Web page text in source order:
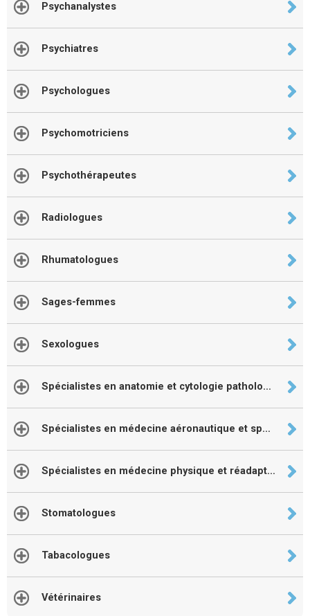
Psychanalystes
Psychiatres
Psychologues
Psychomotriciens
Psychothérapeutes
Radiologues
Rhumatologues
Sages-femmes
Sexologues
Spécialistes en anatomie et cytologie pathologique
Spécialistes en médecine aéronautique et spatiale
Spécialistes en médecine physique et réadaptation
Stomatologues
Tabacologues
Vétérinaires